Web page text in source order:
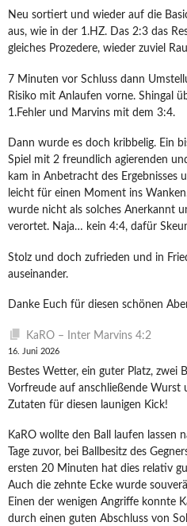
Neu sortiert und wieder auf die
aus, wie in der 1.HZ. Das 2:3 das
gleiches Prozedere, wieder zuviel
7 Minuten vor Schluss dann
Risiko mit Anlaufen vorne. Shingal
1.Fehler und Marvins mit dem 3:4.
Dann wurde es doch kribbelig. Ein
Spiel mit 2 freundlich agierenden
kam in Anbetracht des Ergebnisses
leicht für einen Moment ins
wurde nicht als solches Anerkannt
verortet. Naja… kein 4:4, dafür
Stolz und doch zufrieden und in
auseinander.
Danke Euch für diesen schönen
KaRO – Inter Marvins 4:2
16. Juni 2026
Bestes Wetter, ein guter Platz, zwei
Vorfreude auf anschließende Wurst
Zutaten für diesen launigen Kick!
KaRO wollte den Ball laufen lassen
Tage zuvor, bei Ballbesitz des
ersten 20 Minuten hat dies relativ
Auch die zehnte Ecke wurde
Einen der wenigen Angriffe konnte
durch einen guten Abschluss von